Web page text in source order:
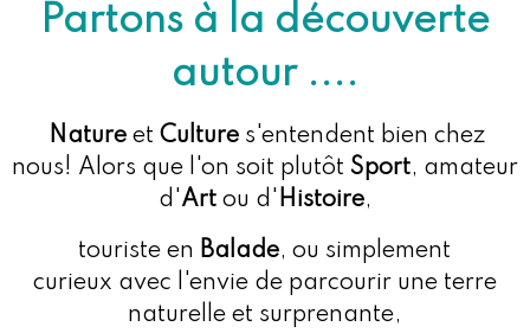
Partons à la découverte
autour ....
Nature etCulture s'entendent bien chez
nous! Alors que l'on soit plutôt Sport, amateur
d' Artou d' Histoire,
touriste en Balade, ou simplement
curieux avec l'envie de parcourir une terre
naturelle et surprenante,